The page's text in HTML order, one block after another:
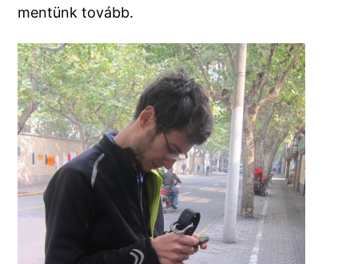
mentünk tovább.